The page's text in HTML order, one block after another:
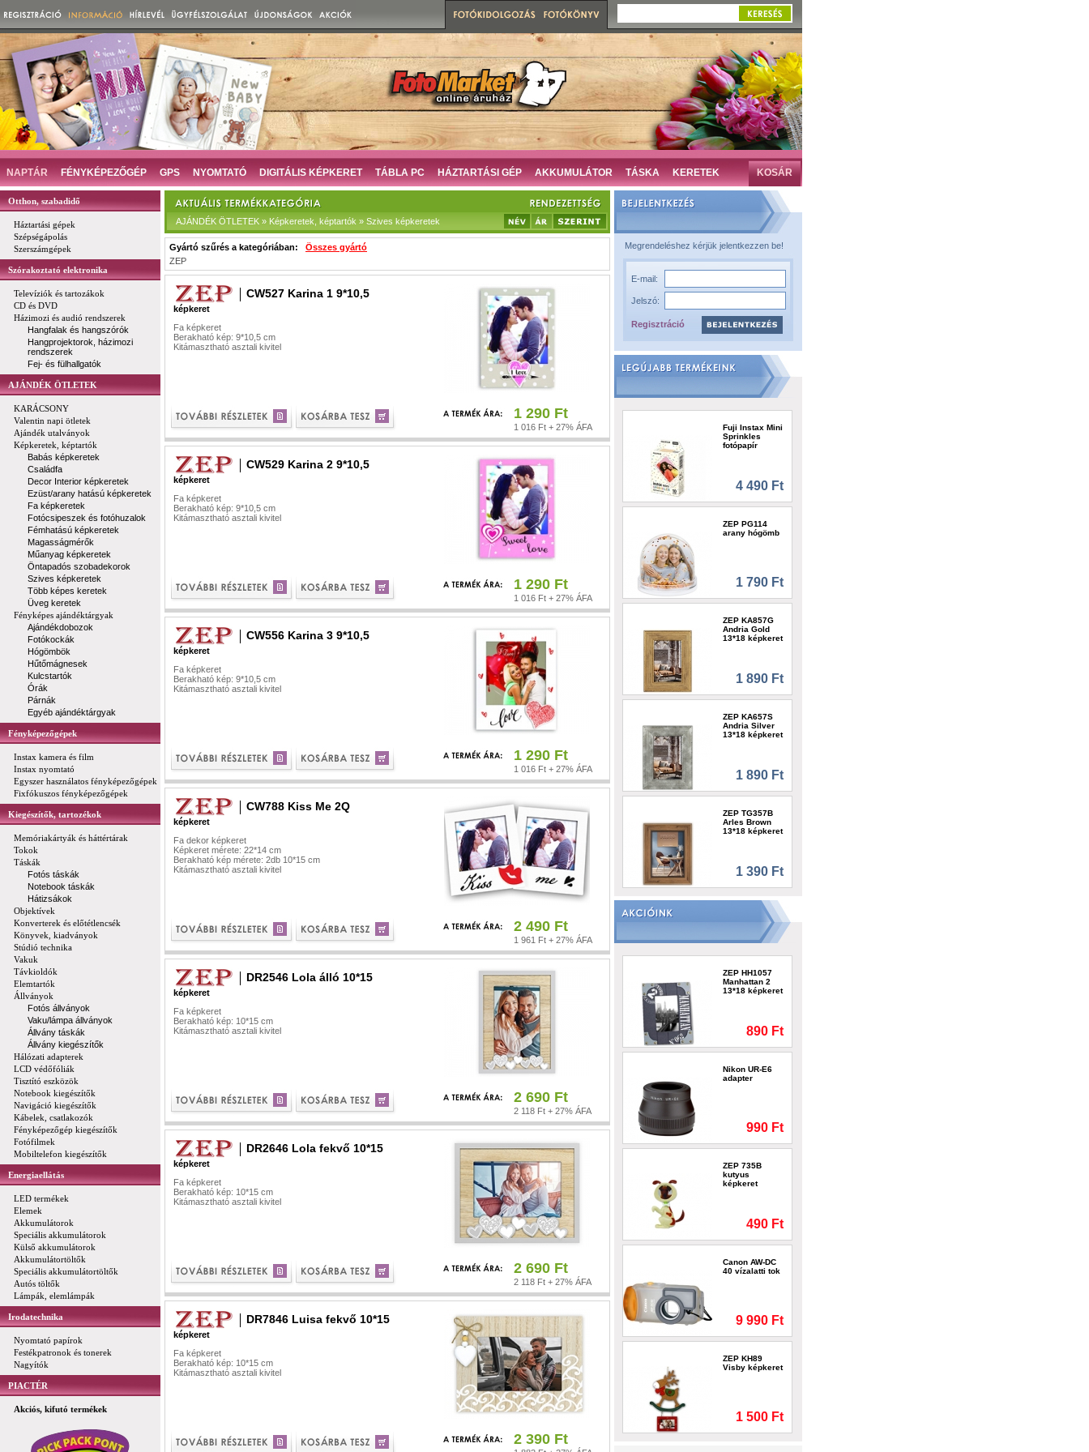
NAPTÁR FÉNYKÉPEZŐGÉP GPS NYOMTATÓ DIGITÁLIS KÉPKERET TÁBLA PC HÁZTARTÁSI GÉP AKKUMULÁTOR TÁSKA KERETEK KOSÁR
Otthon, szabadidő
Háztartási gépek
Szépségápolás
Szerszámgépek
Szórakoztató elektronika
Televíziók és tartozákok
CD és DVD
Házimozi és audió rendszerek
Hangfalak és hangszórók
Hangprojektorok, házimozi
rendszerek
Fej- és fülhallgatók
AJÁNDÉK ÖTLETEK
KARÁCSONY
Valentin napi ötletek
Ajándék utalványok
Képkeretek, képtartók
Babás képkeretek
Családfa
Decor Interior képkeretek
Ezüst/arany hatású képkeretek
Fa képkeretek
Fotócsipeszek és fotóhuzalok
Fémhatású képkeretek
Magasságmérők
Műanyag képkeretek
Öntapadós szobadekorok
Szives képkeretek
Több képes keretek
Üveg keretek
Fényképes ajándéktárgyak
Ajándékdobozok
Fotókockák
Hógömbök
Hűtőmágnesek
Kulcstartók
Órák
Párnák
Egyéb ajándéktárgyak
Fényképezőgépek
Instax kamera és film
Instax nyomtató
Egyszer használatos fényképezőgépek
Fixfókuszos fényképezőgépek
Kiegészítők, tartozékok
Memóriakártyák és háttértárak
Tokok
Táskák
Fotós táskák
Notebook táskák
Hátizsákok
Objektívek
Konverterek és előtétlencsék
Könyvek, kiadványok
Stúdió technika
Vakuk
Távkioldók
Elemtartók
Állványok
Fotós állványok
Vaku/lámpa állványok
Állvány táskák
Állvány kiegészítők
Hálózati adapterek
LCD védőfóliák
Tisztító eszközök
Notebook kiegészítők
Navigáció kiegészítők
Kábelek, csatlakozók
Fényképezőgép kiegészítők
Fotófilmek
Mobiltelefon kiegészítők
Energiaellátás
LED termékek
Elemek
Akkumulátorok
Speciális akkumulátorok
Külső akkumulátorok
Akkumulátortöltők
Speciális akkumulátortöltők
Autós töltők
Lámpák, elemlámpák
Irodatechnika
Nyomtató papírok
Festékpatronok és tonerek
Nagyítók
PIACTÉR
Akciós, kifutó termékek
AJÁNDÉK ÖTLETEK » Képkeretek, képtartók » Szives képkeretek
Gyártó szűrés a kategóriában: Összes gyártó
ZEP
CW527 Karina 1 9*10,5
képkeret
Fa képkeret
Berakható kép: 9*10,5 cm
Kitámasztható asztali kivitel
1 290 Ft
1 016 Ft + 27% ÁFA
CW529 Karina 2 9*10,5
képkeret
Fa képkeret
Berakható kép: 9*10,5 cm
Kitámasztható asztali kivitel
1 290 Ft
1 016 Ft + 27% ÁFA
CW556 Karina 3 9*10,5
képkeret
Fa képkeret
Berakható kép: 9*10,5 cm
Kitámasztható asztali kivitel
1 290 Ft
1 016 Ft + 27% ÁFA
CW788 Kiss Me 2Q
képkeret
Fa dekor képkeret
Képkeret mérete: 22*14 cm
Berakható kép mérete: 2db 10*15 cm
Kitámasztható asztali kivitel
2 490 Ft
1 961 Ft + 27% ÁFA
DR2546 Lola álló 10*15
képkeret
Fa képkeret
Berakható kép: 10*15 cm
Kitámasztható asztali kivitel
2 690 Ft
2 118 Ft + 27% ÁFA
DR2646 Lola fekvő 10*15
képkeret
Fa képkeret
Berakható kép: 10*15 cm
Kitámasztható asztali kivitel
2 690 Ft
2 118 Ft + 27% ÁFA
DR7846 Luisa fekvő 10*15
képkeret
Fa képkeret
Berakható kép: 10*15 cm
Kitámasztható asztali kivitel
2 390 Ft
Megrendeléshez kérjük jelentkezzen be!
E-mail:
Jelszó:
Regisztráció
Fuji Instax Mini
Sprinkles
fotópapír
4 490 Ft
ZEP PG114
arany hógömb
1 790 Ft
ZEP KA857G
Andria Gold
13*18 képkeret
1 890 Ft
ZEP KA657S
Andria Silver
13*18 képkeret
1 890 Ft
ZEP TG357B
Arles Brown
13*18 képkeret
1 390 Ft
ZEP HH1057
Manhattan 2
13*18 képkeret
890 Ft
Nikon UR-E6
adapter
990 Ft
ZEP 735B
kutyus
képkeret
490 Ft
Canon AW-DC
40 vízalatti tok
9 990 Ft
ZEP KH89
Visby képkeret
1 500 Ft